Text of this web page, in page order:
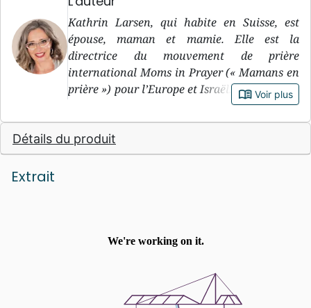
Kathrin Larsen, qui habite en Suisse, est
épouse, maman et mamie. Elle est la
directrice du mouvement de prière
international Moms in Prayer (« Mamans en
prière ») pour l’Europe et Israël. Sa vision est
de voir le plus grand nombre possible de
mamans et de mamies intercéder en faveur
de la jeune génération et proclamer les
promesses de Dieu pour leurs enfants et
book_open Voir plus
Détails du produit
Extrait